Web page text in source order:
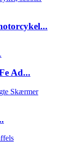
Ad...